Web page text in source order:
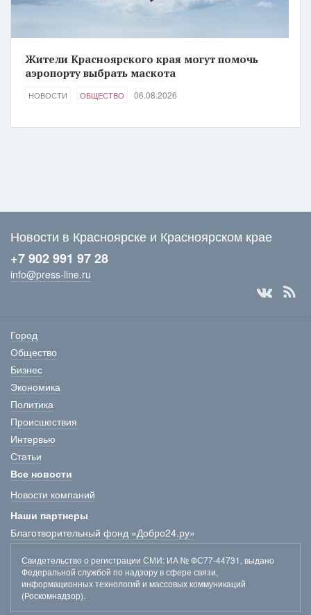
Жители Красноярского края могут помочь
аэропорту выбрать маскота
НОВОСТИ ОБЩЕСТВО 06.08.2026
Новости в Красноярске и Красноярском крае
+7 902 991 97 28
info@press-line.ru
Город
Общество
Бизнес
Экономика
Политика
Происшествия
Интервью
Статьи
Все новости
Новости компаний
Наши партнеры
Благотворительный фонд «Добро24.ру»
Свидетельство о регистрации СМИ: ИА № ФС77-44731, выдано
Федеральной службой по надзору в сфере связи,
информационных технологий и массовых коммуникаций
(Роскомнадзор).